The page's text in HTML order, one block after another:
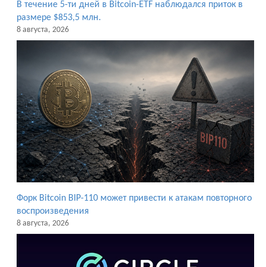
В течение 5-ти дней в Bitcoin-ETF наблюдался приток в
размере $853,5 млн.
8 августа, 2026
Форк Bitcoin BIP-110 может привести к атакам повторного
воспроизведения
8 августа, 2026